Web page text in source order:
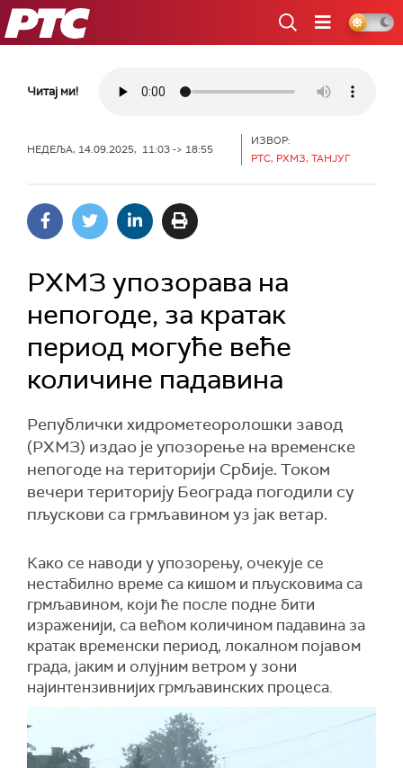
РТС
Читај ми!
НЕДЕЉА, 14.09.2025, 11:03 -> 18:55
ИЗВОР:
РТС, РХМЗ, ТАНЈУГ
РХМЗ упозорава на
непогоде, за кратак
период могуће веће
количине падавина
Републички хидрометеоролошки завод
(РХМЗ) издао је упозорење на временске
непогоде на територији Србије. Током
вечери територију Београда погодили су
пљускови са грмљавином уз јак ветар.
Како се наводи у упозорењу, очекује се
нестабилно време са кишом и пљусковима са
грмљавином, који ће после подне бити
израженији, са већом количином падавина за
кратак временски период, локалном појавом
града, јаким и олујним ветром у зони
најинтензивнијих грмљавинских процеса.